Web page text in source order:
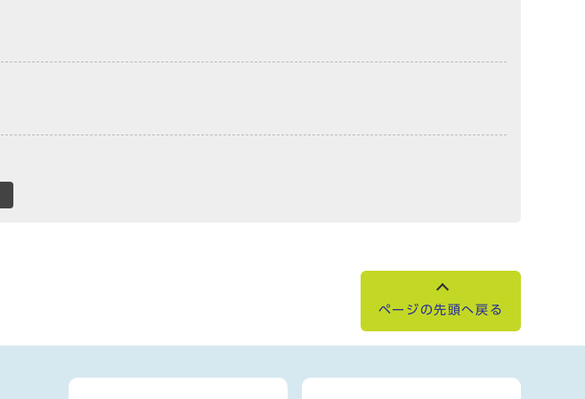
ページの先頭へ戻る